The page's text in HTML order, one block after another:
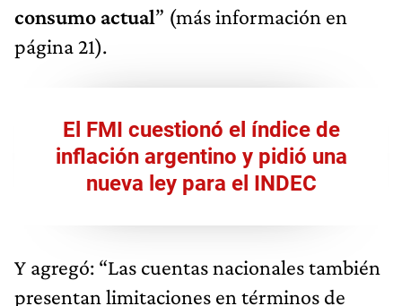
consumo actual” (más información en
página 21).
El FMI cuestionó el índice de
inflación argentino y pidió una
nueva ley para el INDEC
Y agregó: “Las cuentas nacionales también
presentan limitaciones en términos de